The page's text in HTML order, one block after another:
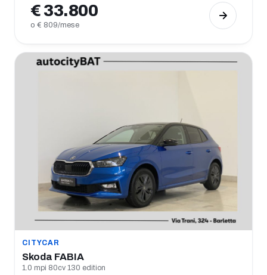
€ 33.800
o € 809/mese
CITYCAR
Skoda FABIA
1.0 mpi 80cv 130 edition